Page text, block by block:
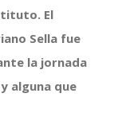
El
Sella fue
la jornada
alguna que